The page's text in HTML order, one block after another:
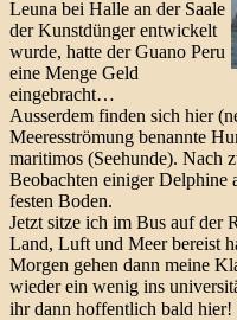
Leuna bei Halle an der Saale
der Kunstdünger entwickelt
wurde, hatte der Guano Peru
eine Menge Geld
eingebracht…
Ausserdem finden sich hier
Meeresströmung benannte
maritimos (Seehunde). Nach
Beobachten einiger
festen Boden.
Jetzt sitze ich im Bus auf der
Land, Luft und Meer bereist
Morgen gehen dann meine
wieder ein wenig ins
ihr dann hoffentlich bald